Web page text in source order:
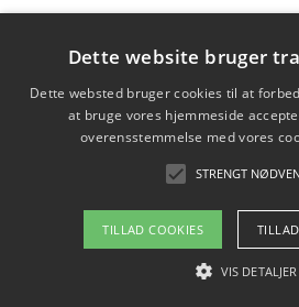
Hvordan kan gaver til unge
Copyright 2026 -
Om / kontakt
Blog
Dette website bruger
Dette websted bruger cookies til at
at bruge vores hjemmeside
overensstemmelse med vores
STRENGT
TILLAD COOKIES
VIS DETALJER